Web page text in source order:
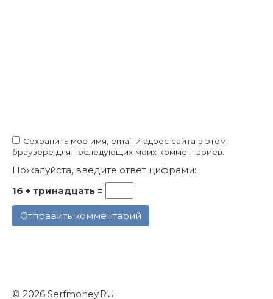
Сохранить моё имя, email и адрес сайта в этом
браузере для последующих моих комментариев.
Пожалуйста, введите ответ цифрами:
16 + тринадцать =
© 2026 Serfmoney.RU